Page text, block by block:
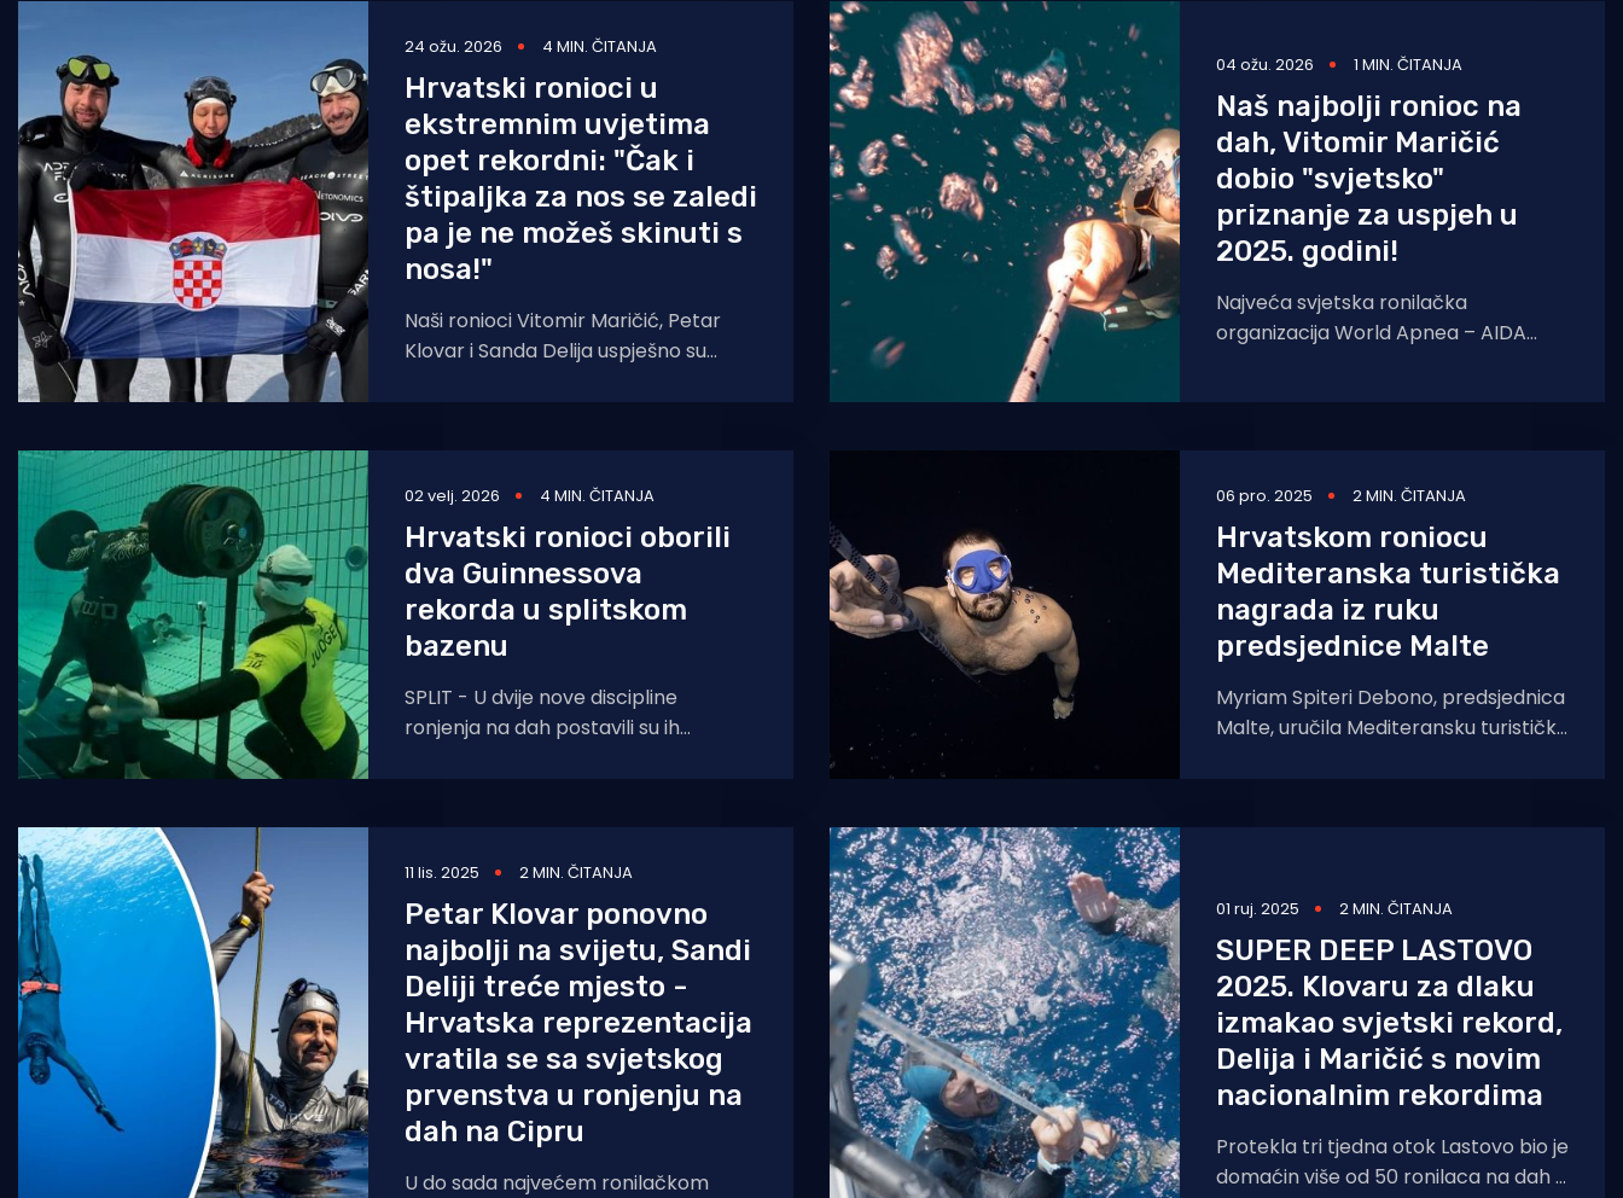
24 ožu. 2026 4 MIN. ČITANJA
Hrvatski ronioci u
ekstremnim uvjetima
opet rekordni: "Čak i
štipaljka za nos se zaledi
pa je ne možeš skinuti s
nosa!"
Naši ronioci Vitomir Maričić, Petar
Klovar i Sanda Delija uspješno su
Sibiru! Jedino službeno ronilačko
04 ožu. 2026 1 MIN. ČITANJA
Naš najbolji ronioc na
dah, Vitomir Maričić
dobio "svjetsko"
priznanje za uspjeh u
2025. godini!
Najveća svjetska ronilačka
organizacija World Apnea – AIDA
02 velj. 2026 4 MIN. ČITANJA
Hrvatski ronioci oborili
dva Guinnessova
rekorda u splitskom
bazenu
SPLIT - U dvije nove discipline
ronjenja na dah postavili su ih
Riječanin Vitomir Maričić i
06 pro. 2025 2 MIN. ČITANJA
Hrvatskom roniocu
Mediteranska turistička
nagrada iz ruku
predsjednice Malte
Myriam Spiteri Debono, predsjednica
Malte, uručila Mediteransku turističku
roniocu ispred Mediteranske
11 lis. 2025 2 MIN. ČITANJA
Petar Klovar ponovno
najbolji na svijetu, Sandi
Deliji treće mjesto -
Hrvatska reprezentacija
vratila se sa svjetskog
prvenstva u ronjenju na
dah na Cipru
U do sada najvećem ronilačkom
01 ruj. 2025 2 MIN. ČITANJA
SUPER DEEP LASTOVO
2025. Klovaru za dlaku
izmakao svjetski rekord,
Delija i Maričić s novim
nacionalnim rekordima
Protekla tri tjedna otok Lastovo bio je
domaćin više od 50 ronilaca na dah iz